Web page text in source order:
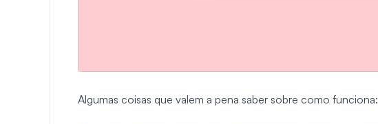
Algumas coisas que valem a pena saber sobre como funciona: